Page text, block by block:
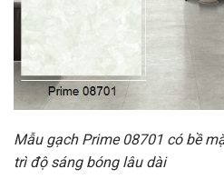
Mẫu gạch Prime 08701 có bề
trì độ sáng bóng lâu dài